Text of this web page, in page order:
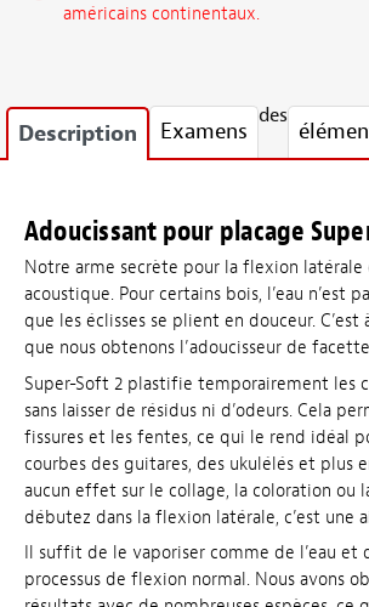
américains continentaux.
Description Examens
des
Adoucissant pour placage
Notre arme secrète pour la flexion latérale
acoustique. Pour certains bois, l’eau n’est
que les éclisses se plient en douceur.
que nous obtenons l’adoucisseur de
Super-Soft 2 plastifie temporairement les
sans laisser de résidus ni d’odeurs. Cela
fissures et les fentes, ce qui le rend idéal
courbes des guitares, des ukulélés et plus
aucun effet sur le collage, la coloration ou
débutez dans la flexion latérale, c’est une
Il suffit de le vaporiser comme de l’eau et
processus de flexion normal. Nous avons